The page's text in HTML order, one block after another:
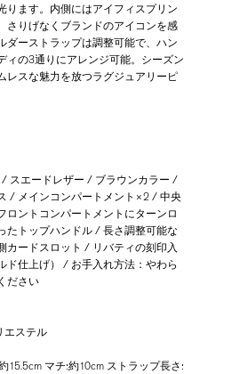
ります。内側にはアイフィスプリン
さりげなくブランドのアイコンを感
ダーストラップは調整可能で、ハン
ィの3通りにアレンジ可能。シーズン
レスな魅力を放つラグジュアリーピ
/ スエードレザー / ブラウンカラー /
/ メインコンパートメント×2 / 中央
ロントコンパートメントにターンロ
たトップハンドル / 長さ調整可能な
カードスロット / リバティの刻印入
ド仕上げ） / お手入れ方法：やわら
ださい
エステル
15.5cm マチ:約10cm ストラップ長さ: